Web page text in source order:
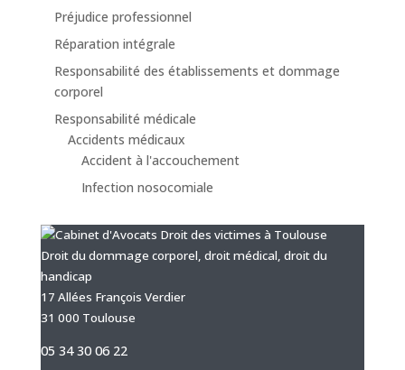
Préjudice professionnel
Réparation intégrale
Responsabilité des établissements et dommage
corporel
Responsabilité médicale
Accidents médicaux
Accident à l'accouchement
Infection nosocomiale
Droit du dommage corporel, droit médical, droit du
handicap
17 Allées François Verdier
31 000 Toulouse
05 34 30 06 22